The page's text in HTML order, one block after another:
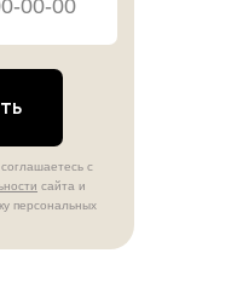
с
сайта и
персональных